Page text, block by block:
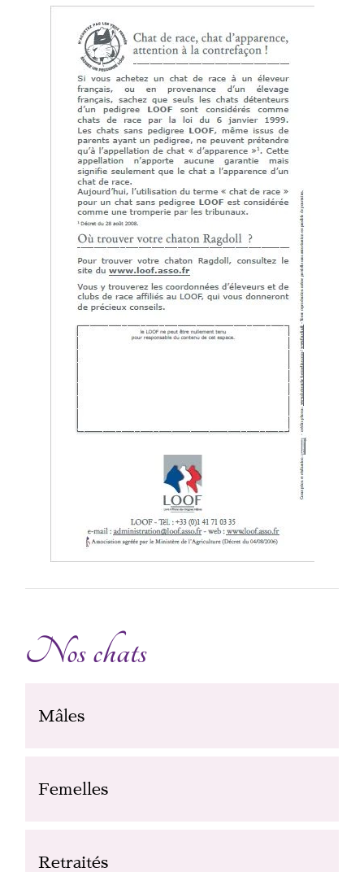
Nos chats
Mâles
Femelles
Retraités